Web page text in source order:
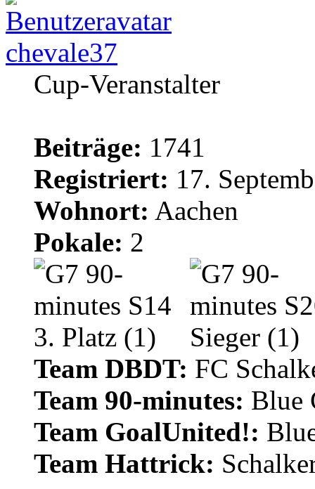
chevale37
Cup-Veranstalter
Beiträge: 1741
Registriert: 17.
Wohnort: Aachen
Pokale: 2
Team DBDT: FC
Team 90-minutes: Blue
Team GoalUnited!:
Team Hattrick: